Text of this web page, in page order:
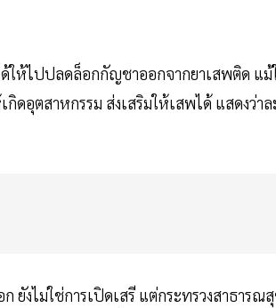
ด้ให้ไปปลดล็อกกัญชาออกจากยาเสพติด แ
ดอุตสาหกรรม ส่งเสริมให้เสพได้ แสดงว่า
ยังไม่ใช่การเปิดเสรี แต่กระทรวงสาธา